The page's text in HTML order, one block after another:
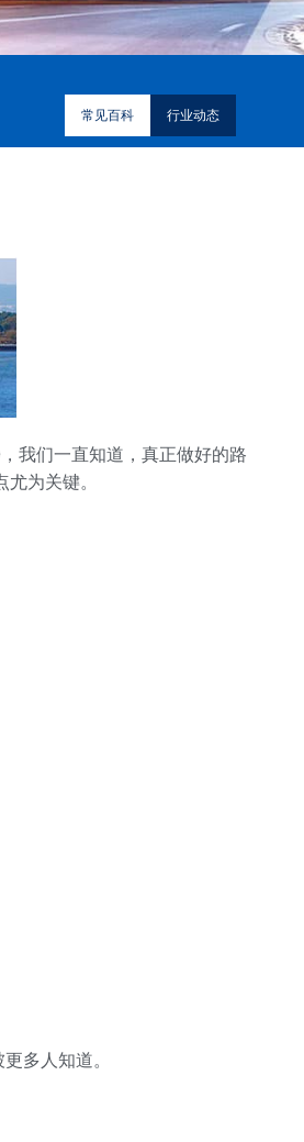
常见百科 行业动态
我们一直知道，真正做好的路
为关键。
多人知道。